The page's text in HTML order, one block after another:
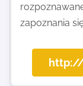
zapoznania